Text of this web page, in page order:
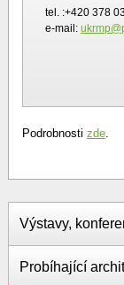
tel. :+420 378
e-mail:
Podrobnosti zde.
Výstavy,
Probíhající